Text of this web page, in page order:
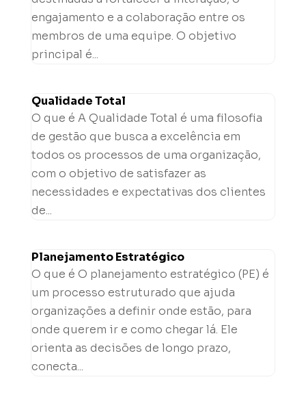
engajamento e a colaboração entre os
membros de uma equipe. O objetivo
principal é...
Qualidade Total
O que é A Qualidade Total é uma filosofia
de gestão que busca a excelência em
todos os processos de uma organização,
com o objetivo de satisfazer as
necessidades e expectativas dos clientes
de...
Planejamento Estratégico
O que é O planejamento estratégico (PE) é
um processo estruturado que ajuda
organizações a definir onde estão, para
onde querem ir e como chegar lá. Ele
orienta as decisões de longo prazo,
conecta...